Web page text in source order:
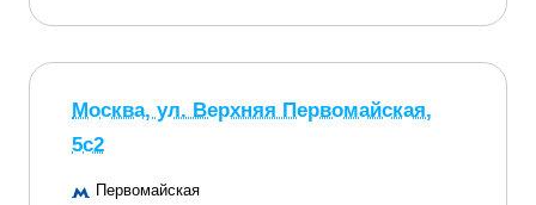
Москва, ул. Верхняя Первомайская,
5с2
Первомайская